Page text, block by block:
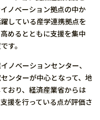
ノベーション拠点の中か
している産学連携拠点を
めるとともに支援を集中
す。
ノベーションセンター、
ンターが中心となって、地
おり、経済産業省からは
援を行っている点が評価さ